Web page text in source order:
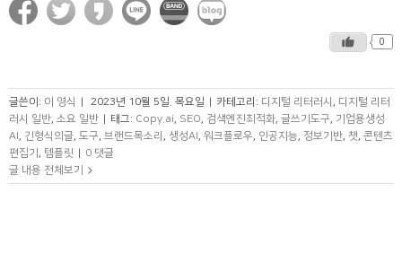
0
글쓴이: 이 영식 | 2023년 10월 5일. 목요일 | 카테고리: 디지털 리터러시 , 디지털 리터
러시 일반, 소요 일반 | 태그: Copy.ai, SEO, 검색엔진최적화, 글쓰기도구, 기업용생성
AI, 긴형식의글, 도구, 브랜드목소리 , 생성AI, 워크플로우, 인공지능, 정보기반, 챗, 콘텐츠
편집기 , 템플릿 | 0 댓글
글 내용 전체보기